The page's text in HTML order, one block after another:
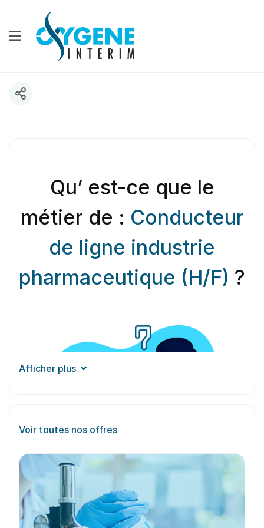
Qu’ est-ce que le
métier de : Conducteur
de ligne industrie
pharmaceutique (H/F) ?
Aperçu dumétier
Le conducteur de ligne en industrie
pharmaceutique est responsable du bon
fonctionnement des équipements de production
Afficher plus
Voir toutes nos offres